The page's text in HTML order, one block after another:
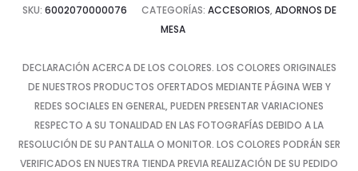
SKU: 6002070000076 CATEGORÍAS: ACCESORIOS, ADORNOS DE
MESA
DECLARACIÓN ACERCA DE LOS COLORES. LOS COLORES ORIGINALES
DE NUESTROS PRODUCTOS OFERTADOS MEDIANTE PÁGINA WEB Y
REDES SOCIALES EN GENERAL, PUEDEN PRESENTAR VARIACIONES
RESPECTO A SU TONALIDAD EN LAS FOTOGRAFÍAS DEBIDO A LA
RESOLUCIÓN DE SU PANTALLA O MONITOR. LOS COLORES PODRÁN SER
VERIFICADOS EN NUESTRA TIENDA PREVIA REALIZACIÓN DE SU PEDIDO